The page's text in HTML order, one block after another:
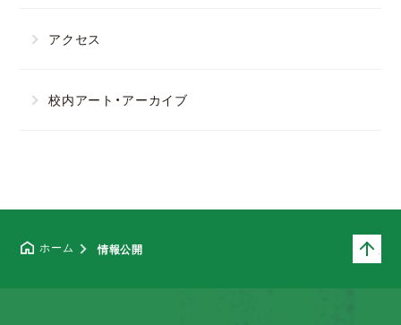
アクセス
校内アート・アーカイブ
ホーム 情報公開